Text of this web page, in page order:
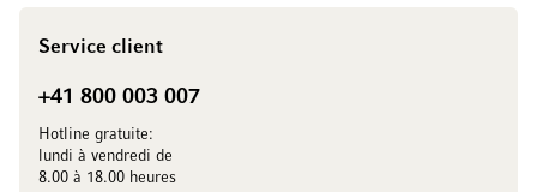
Service client
+41 800 003 007
Hotline gratuite:
lundi à vendredi de
8.00 à 18.00 heures